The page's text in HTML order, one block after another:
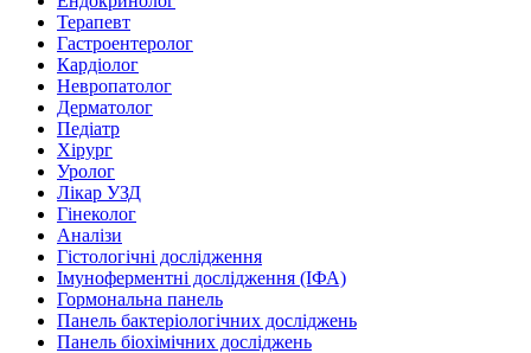
Терапевт
Гастроентеролог
Кардіолог
Невропатолог
Дерматолог
Педіатр
Хірург
Уролог
Лікар УЗД
Гінеколог
Аналізи
Гістологічні дослідження
Імуноферментні дослідження (ІФА)
Гормональна панель
Панель бактеріологічних досліджень
Панель біохімічних досліджень